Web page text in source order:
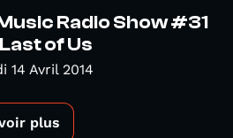
Radio Show #31
of Us
14 Avril 2014
plus